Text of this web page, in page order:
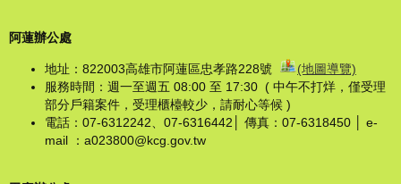
阿蓮辦公處
地址：822003高雄市阿蓮區忠孝路228號
(地圖導覽)
服務時間：週一至週五 08:00 至 17:30 ( 中午不打烊，僅受理
部分戶籍案件，受理櫃檯較少，請耐心等候 )
電話：07-6312242、07-6316442│ 傳真：07-6318450 │ e-
mail ：a023800@kcg.gov.tw